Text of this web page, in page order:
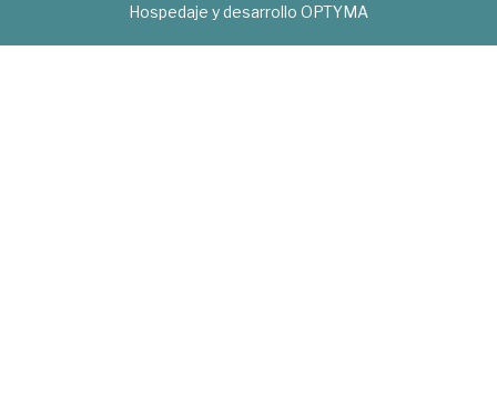
Hospedaje y desarrollo OPTYMA